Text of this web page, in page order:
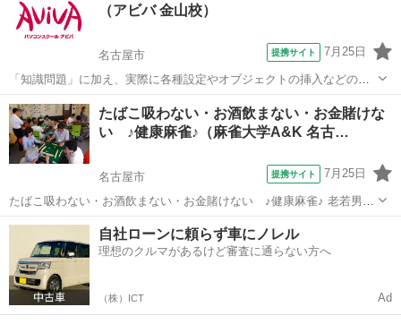
方を学習する講座です。実際のビ...
（アビバ 金山校）
名古屋市 提携サイト 7月25日
「知識問題」に加え、実際に各種設定やオブジェクトの挿入などの機
能を駆使した文書を作成する「実技問題」を解くことで、実践的な能
力を証明できる資格制度の、3級対策講座です。
愛知 名古屋市 その他
たばこ吸わない・お酒飲まない・お金賭けな
い ♪健康麻雀♪（麻雀大学A&K 名古…
名古屋市 提携サイト 7月25日
たばこ吸わない・お酒飲まない・お金賭けない ♪健康麻雀♪ 老若男女
の幅広い会員が在籍。アットホームな雰囲気の中、麻雀を全く知らな
い方でも 楽しめます♪ ルールや楽しみ方を丁寧に教えてもらえて、マ
ナーを大事に健康づくり・...
愛知 名古屋市
自社ローンに頼らず車にノレル
理想のクルマがあるけど審査に通らない方へ
（株）ICT Ad